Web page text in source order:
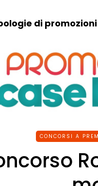
di promozioni
CONCORSI A